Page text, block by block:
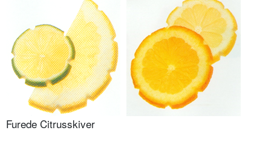
Furede Citrusskiver